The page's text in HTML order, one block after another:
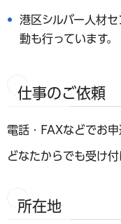
港区シルバー人材
動も行っています。
仕事のご依頼
電話・FAXなどでお申
どなたからでも受け付
所在地